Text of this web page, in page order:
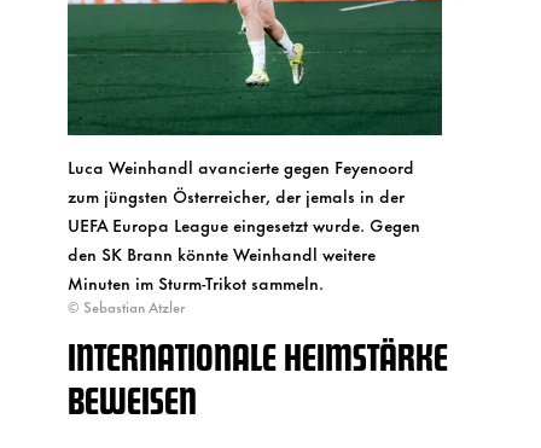
Luca Weinhandl avancierte gegen Feyenoord
zum jüngsten Österreicher, der jemals in der
UEFA Europa League eingesetzt wurde. Gegen
den SK Brann könnte Weinhandl weitere
Minuten im Sturm-Trikot sammeln.
© Sebastian Atzler
INTERNATIONALE HEIMSTÄRKE
BEWEISEN